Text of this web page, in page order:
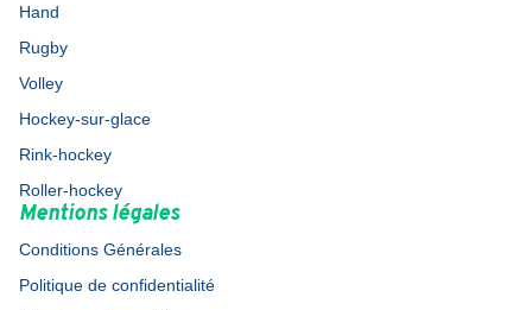
Hand
Rugby
Volley
Hockey-sur-glace
Rink-hockey
Roller-hockey
Mentions légales
Conditions Générales
Politique de confidentialité